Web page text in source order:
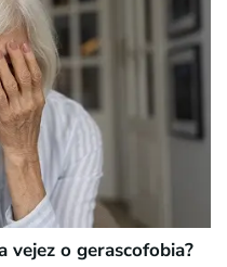
vejez o gerascofobia?